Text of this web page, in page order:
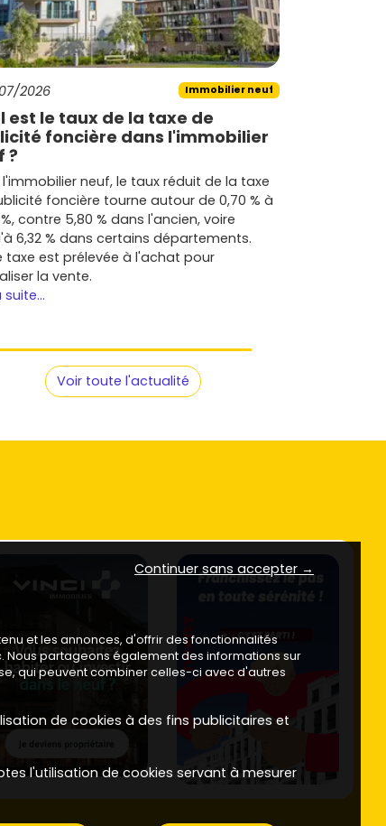
2026 Immobilier neuf
est le taux de la taxe de
foncière dans l'immobilier
?
l'immobilier neuf, le taux réduit de la taxe
foncière tourne autour de 0,70 % à
%, contre 5,80 % dans l'ancien, voire
6,32 % dans certains départements.
taxe est prélevée à l'achat pour
la vente.
suite...
Voir toute l'actualité
Continuer sans accepter →
et les annonces, d'offrir des fonctionnalités
Nous partageons également des informations sur
qui peuvent combiner celles-ci avec d'autres
de cookies à des fins publicitaires et
l'utilisation de cookies servant à mesurer